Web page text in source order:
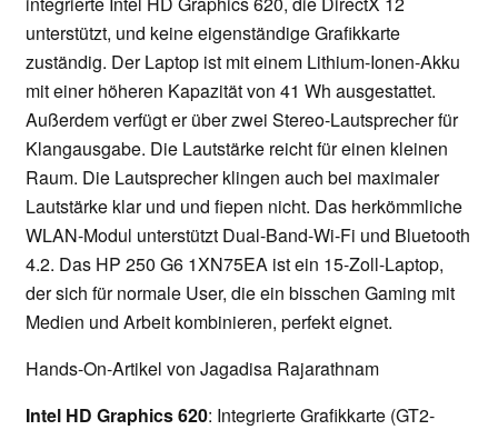
unterstützt, und keine eigenständige Grafikkarte
zuständig. Der Laptop ist mit einem Lithium-Ionen-Akku
mit einer höheren Kapazität von 41 Wh ausgestattet.
Außerdem verfügt er über zwei Stereo-Lautsprecher für
Klangausgabe. Die Lautstärke reicht für einen kleinen
Raum. Die Lautsprecher klingen auch bei maximaler
Lautstärke klar und und fiepen nicht. Das herkömmliche
WLAN-Modul unterstützt Dual-Band-Wi-Fi und Bluetooth
4.2. Das HP 250 G6 1XN75EA ist ein 15-Zoll-Laptop,
der sich für normale User, die ein bisschen Gaming mit
Medien und Arbeit kombinieren, perfekt eignet.
Hands-On-Artikel von Jagadisa Rajarathnam
Intel HD Graphics 620: Integrierte Grafikkarte (GT2-